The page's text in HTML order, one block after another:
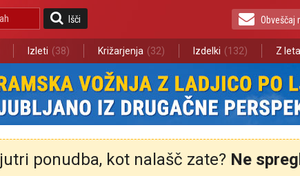
Išči Obveščaj
Izleti (38) Križarjenja (32) Izdelki (132) Z
ponudba, kot nalašč zate? Ne